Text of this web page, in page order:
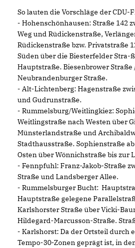
So lauten die Vorschläge der
- Hohenschönhausen: Straße 142
Weg und Rüdickenstraße,
Rüdickenstraße bzw. Privatstraße
Süden über die Biesterfelder Stra-
Hauptstraße. Biesenbrower
Neubrandenburger Straße.
- Alt-Lichtenberg: Hagenstraße
und Gudrunstraße.
- Rummelsburg/Weitlingkiez:
Weitlingstraße nach Westen über
Münsterlandstraße und
Stadthausstraße. Sophienstraße
Osten über Wönnichstraße bis zur
- Fennpfuhl: Franz-Jakob-Straße
Straße und Landsberger Allee.
- Rummelsburger Bucht:
Hauptstraße gelegene
Karlshorster Straße über Vicki-
Hildegard-Marcusson-Straße.
- Karlshorst: Da der Ortsteil durch
Tempo-30-Zonen geprägt ist, in